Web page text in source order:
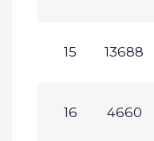
15 13688
16 4660